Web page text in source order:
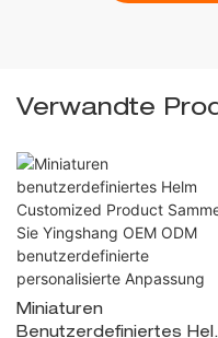
Verwandte
Miniaturen
Benutzerdefiniertes